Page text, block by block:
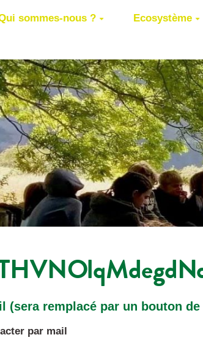
sommes-nous ? Ecosystème
(sera remplacé par un bouton
par mail